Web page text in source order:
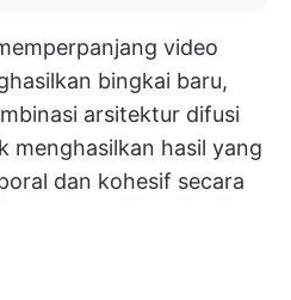
video
bingkai baru,
arsitektur difusi
menghasilkan hasil yang
dan kohesif secara